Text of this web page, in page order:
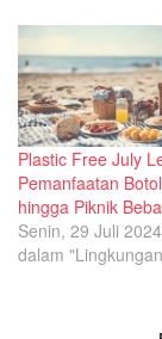
Plastic Free July
Pemanfaatan
hingga Piknik
Senin, 29 Juli 2024
dalam